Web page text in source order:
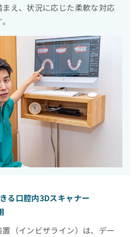
え、状況に応じた柔軟な対応
る口腔内3Dスキャナー
（インビザライン）は、デー